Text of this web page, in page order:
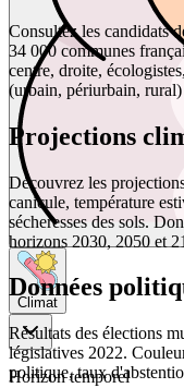
Climat
Horizon temporel
Consultez les candidats
34 000 communes
centre, droite,
(urbain, périurbain,
Projections
Découvrez les
canicule, température
sécheresses des sols.
horizons 2030, 2050 et
Données
Résultats des élections
législatives 2022.
politique, taux